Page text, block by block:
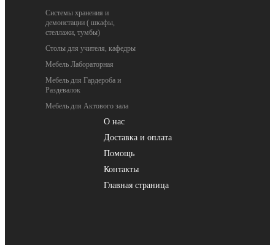
Системы хранения и
демонстации ( шкафы,
стеллажи, тумбы)
Столы для учителя, кафедры
Мебель Лабораторная
Мебель для Гардероба и
Раздевалок
Мебель для Актового зала
О нас
Доставка и оплата
Помощь
Контакты
Главная страница